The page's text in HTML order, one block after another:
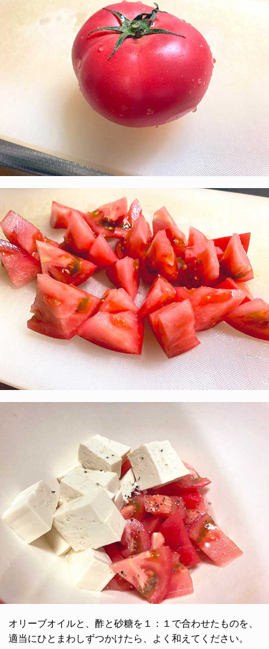
オリーブオイルと、酢と砂糖を１：１で合わせたものを、
適当にひとまわしずつかけたら、よく和えてください。